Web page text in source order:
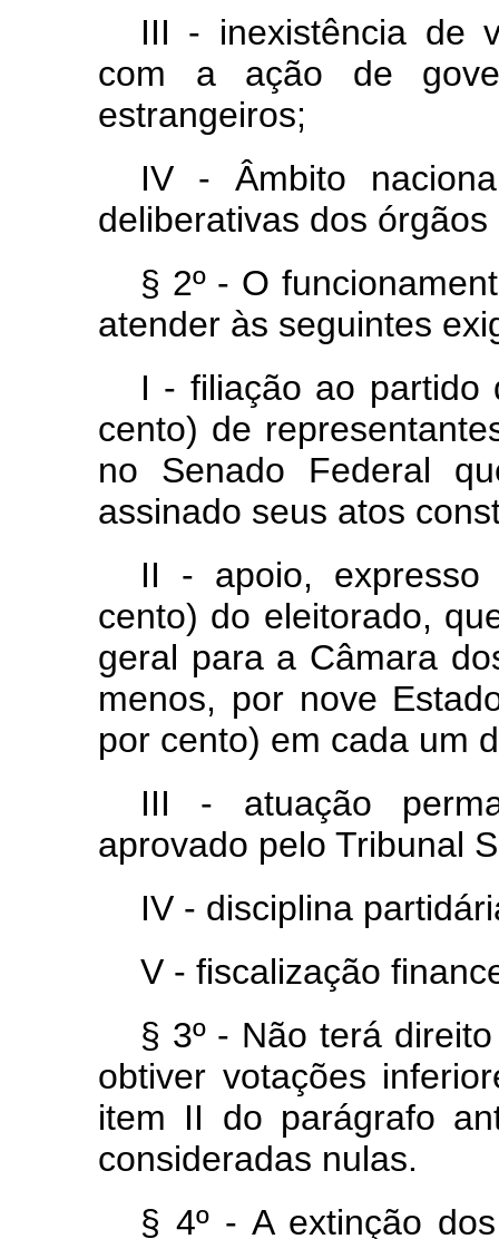
III - inexistência de
com a ação de
estrangeiros;
IV - Âmbito
deliberativas dos
§ 2º - O
atender às seguintes
I - filiação ao partido
cento) de
no Senado Federal
assinado seus atos
II - apoio,
cento) do eleitorado,
geral para a Câmara
menos, por nove
por cento) em cada um
III - atuação
aprovado pelo Tribunal
IV - disciplina
V - fiscalização
§ 3º - Não terá
obtiver votações
item II do parágrafo
consideradas nulas.
§ 4º - A extinção